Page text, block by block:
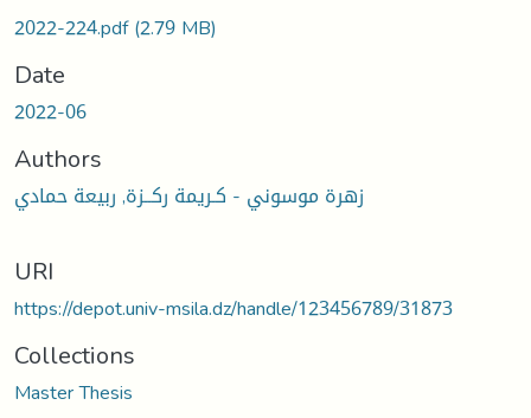
2022-224.pdf(2.79 MB)
Date
2022-06
Authors
زهرة موسوني - كـريمة ركــزة, ربيعة حمادي
URI
https://depot.univ-msila.dz/handle/123456789/31873
Collections
Master Thesis